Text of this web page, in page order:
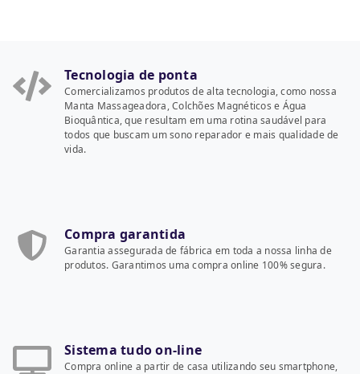
Tecnologia de ponta
Comercializamos produtos de alta tecnologia, como nossa
Manta Massageadora, Colchões Magnéticos e Água
Bioquântica, que resultam em uma rotina saudável para
todos que buscam um sono reparador e mais qualidade de
vida.
Compra garantida
Garantia assegurada de fábrica em toda a nossa linha de
produtos. Garantimos uma compra online 100% segura.
Sistema tudo on-line
Compra online a partir de casa utilizando seu smartphone,